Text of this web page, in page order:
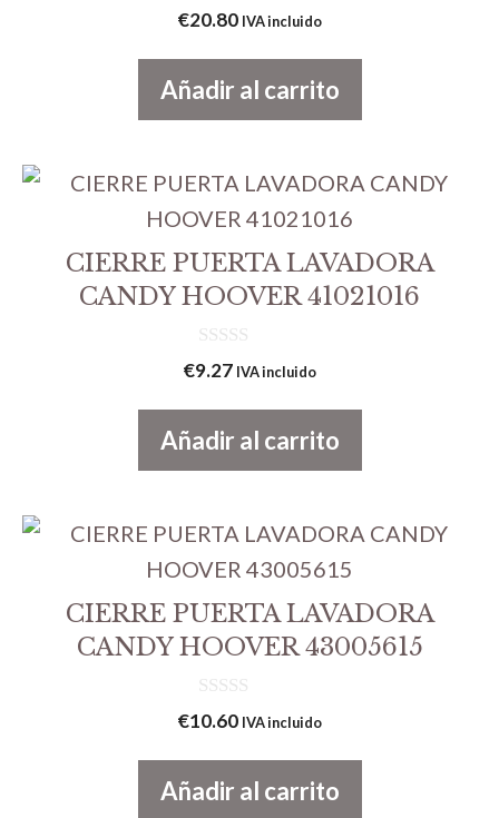
0
d
€20.80 IVA incluido
Añadir al carrito
CIERRE PUERTA LAVADORA
CANDY HOOVER 41021016
0
d
€9.27 IVA incluido
Añadir al carrito
CIERRE PUERTA LAVADORA
CANDY HOOVER 43005615
0
d
€10.60 IVA incluido
Añadir al carrito